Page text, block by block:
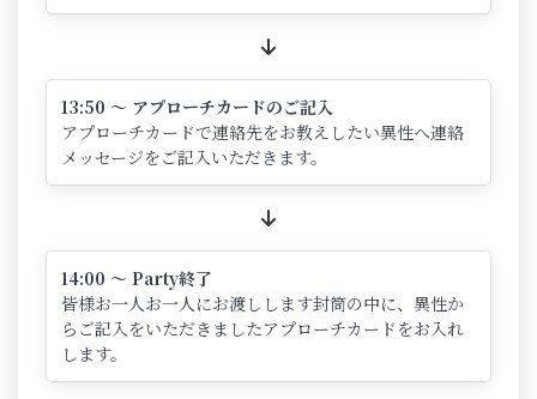
13:50 ～ アプローチカードのご記入
アプローチカードで連絡先をお教えしたい異性へ連絡
メッセージをご記入いただきます。
14:00 ～ Party終了
皆様お一人お一人にお渡しします封筒の中に、異性か
らご記入をいただきましたアプローチカードをお入れ
します。